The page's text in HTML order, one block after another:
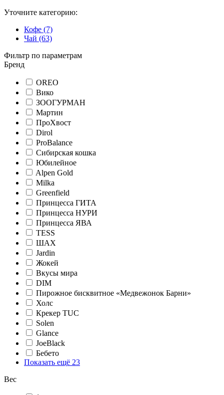
Уточните категорию:
Кофе (7)
Чай (63)
Фильтр по параметрам
Бренд
OREO
Вико
ЗООГУРМАН
Мартин
ПроХвост
Dirol
ProBalance
Сибирская кошка
Юбилейное
Alpen Gold
Milka
Greenfield
Принцесса ГИТА
Принцесса НУРИ
Принцесса ЯВА
TESS
ШАХ
Jardin
Жокей
Вкусы мира
DIM
Пирожное бисквитное «Медвежонок Барни»
Холс
Крекер TUC
Solen
Glance
JoeBlack
Бебето
Показать ещё 23
Вес